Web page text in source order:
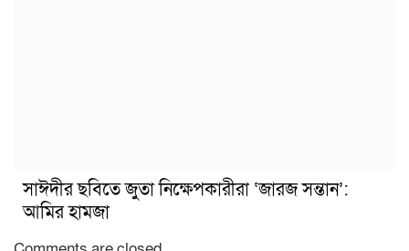
সাঈদীর ছবিতে জুতা নিক্ষেপকারীরা ‘জারজ সন্তান’:
আমির হামজা